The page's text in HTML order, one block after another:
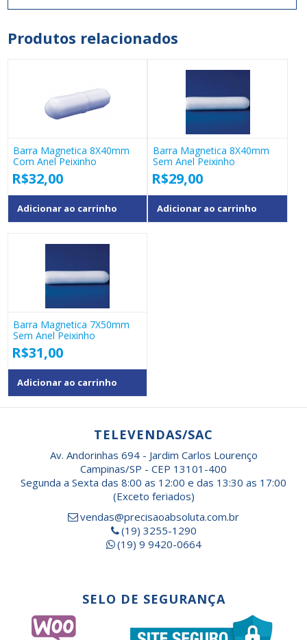
Produtos relacionados
Barra Magnetica 8X40mm
Com Anel Peixinho
R$32,00
Adicionar ao carrinho
Barra Magnetica 8X40mm
Sem Anel Peixinho
R$29,00
Adicionar ao carrinho
Barra Magnetica 7X50mm
Sem Anel Peixinho
R$31,00
Adicionar ao carrinho
TELEVENDAS/SAC
Av. Andorinhas 694 - Jardim Carlos Lourenço
Campinas/SP - CEP 13101-400
Segunda a Sexta das 8:00 as 12:00 e das 13:30 as 17:00
(Exceto feriados)
vendas@precisaoabsoluta.com.br
(19) 3255-1290
(19) 9 9420-0664
SELO DE SEGURANÇA